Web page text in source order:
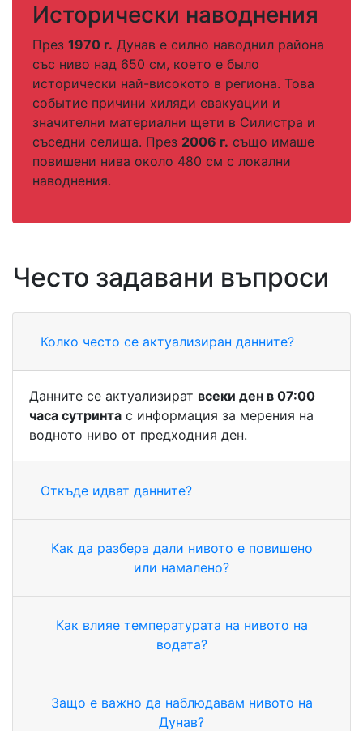
Исторически наводнения
През 1970 г. Дунав е силно наводнил района
със ниво над 650 см, което е было
исторически най-високото в региона. Това
событие причини хиляди евакуации и
значителни материални щети в Силистра и
съседни селища. През 2006 г. също имаше
повишени нива около 480 см с локални
наводнения.
Често задавани въпроси
Колко често се актуализиран данните?
Данните се актуализират всеки ден в 07:00
часа сутринта с информация за мерения на
водното ниво от предходния ден.
Откъде идват данните?
Как да разбера дали нивото е повишено
или намалено?
Как влияе температурата на нивото на
водата?
Защо е важно да наблюдавам нивото на
Дунав?